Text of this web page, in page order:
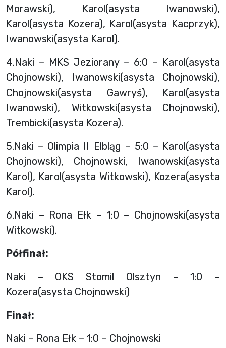
Morawski), Karol(asysta Iwanowski),
Karol(asysta Kozera), Karol(asysta Kacprzyk),
Iwanowski(asysta Karol).
4.Naki – MKS Jeziorany – 6:0 – Karol(asysta
Chojnowski), Iwanowski(asysta Chojnowski),
Chojnowski(asysta Gawryś), Karol(asysta
Iwanowski), Witkowski(asysta Chojnowski),
Trembicki(asysta Kozera).
5.Naki – Olimpia II Elbląg – 5:0 – Karol(asysta
Chojnowski), Chojnowski, Iwanowski(asysta
Karol), Karol(asysta Witkowski), Kozera(asysta
Karol).
6.Naki – Rona Ełk – 1:0 – Chojnowski(asysta
Witkowski).
Półfinał:
Naki – OKS Stomil Olsztyn – 1:0 –
Kozera(asysta Chojnowski)
Finał:
Naki – Rona Ełk – 1:0 – Chojnowski